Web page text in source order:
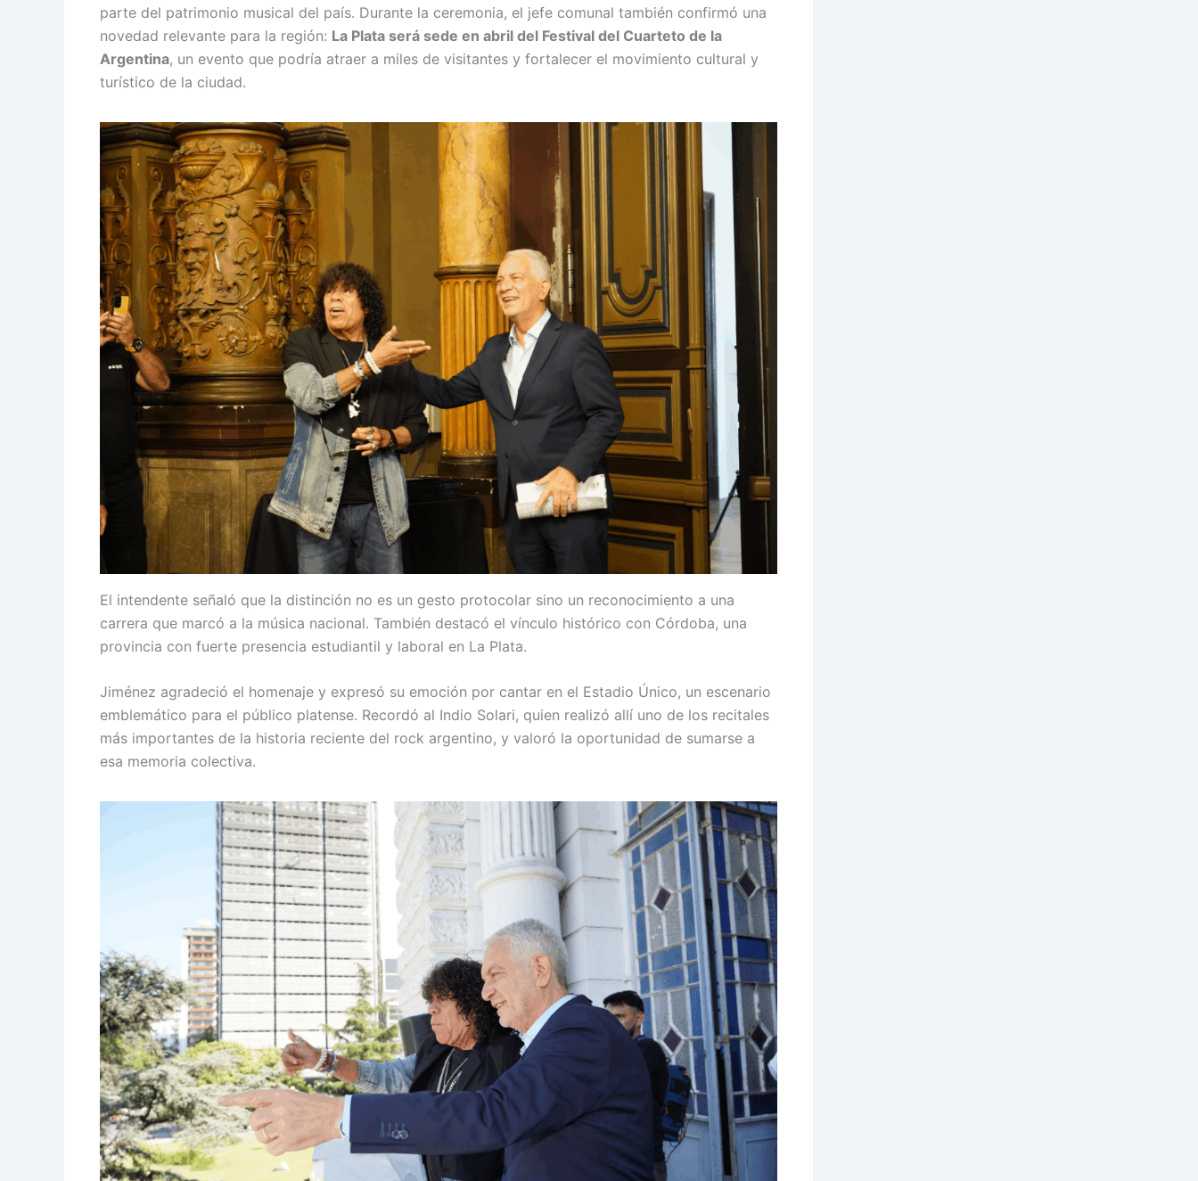
parte del patrimonio musical del país. Durante la ceremonia, el jefe comunal también confirmó una
novedad relevante para la región: La Plata será sede en abril del Festival del Cuarteto de la
Argentina, un evento que podría atraer a miles de visitantes y fortalecer el movimiento cultural y
turístico de la ciudad.
El intendente señaló que la distinción no es un gesto protocolar sino un reconocimiento a una
carrera que marcó a la música nacional. También destacó el vínculo histórico con Córdoba, una
provincia con fuerte presencia estudiantil y laboral en La Plata.
Jiménez agradeció el homenaje y expresó su emoción por cantar en el Estadio Único, un escenario
emblemático para el público platense. Recordó al Indio Solari, quien realizó allí uno de los recitales
más importantes de la historia reciente del rock argentino, y valoró la oportunidad de sumarse a
esa memoria colectiva.